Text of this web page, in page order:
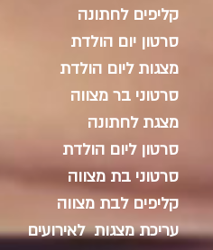
קליפים לחתונה
סרטון יום הולדת
מצגות ליום הולדת
סרטוני בר מצווה
מצגת לחתונה
סרטון ליום הולדת
סרטוני בת מצווה
קליפים לבת מצווה
עריכת מצגות לאירועים